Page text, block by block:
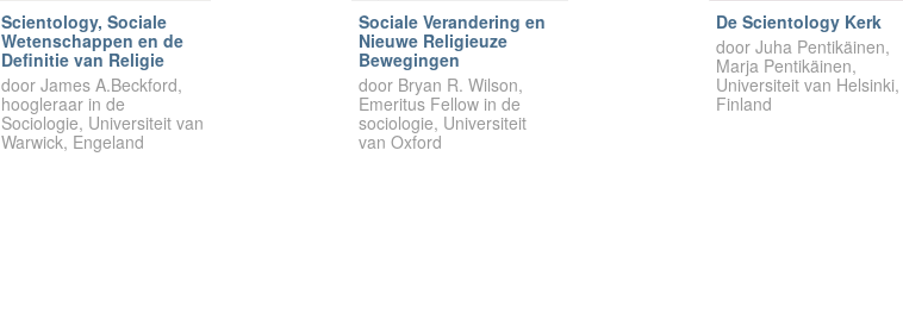
Scientology, Sociale
Wetenschappen en de
Definitie van Religie
door James A.Beckford,
hoogleraar in de
Sociologie, Universiteit van
Warwick, Engeland
Sociale Verandering en
Nieuwe Religieuze
Bewegingen
door Bryan R. Wilson,
Emeritus Fellow in de
sociologie, Universiteit
van Oxford
De Scientology Kerk
door Juha Pentikäinen,
Marja Pentikäinen,
Universiteit van Helsinki,
Finland